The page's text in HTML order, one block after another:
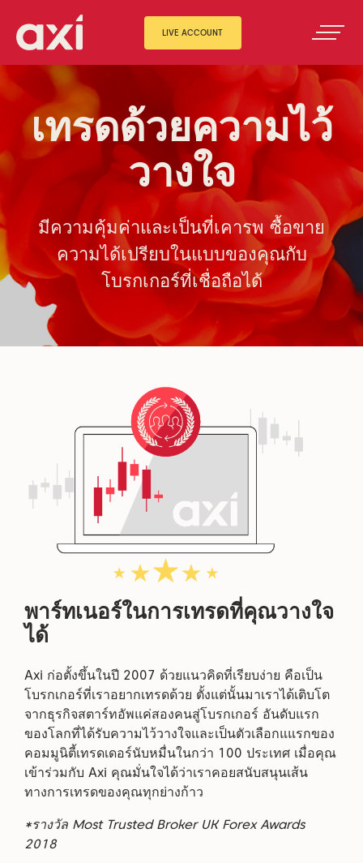
LIVE ACCOUNT
เทรดด้วยความไว้
วางใจ
มีความคุ้มค่าและเป็นที่เคารพ ซื้อขาย
ความได้เปรียบในแบบของคุณกับ
โบรกเกอร์ที่เชื่อถือได้
พาร์ทเนอร์ในการเทรดที่คุณวางใจ
ได้
Axi ก่อตั้งขึ้นในปี 2007 ด้วยแนวคิดที่เรียบง่าย คือเป็น
โบรกเกอร์ที่เราอยากเทรดด้วย ตั้งแต่นั้นมาเราได้เติบโต
จากธุรกิจสตาร์ทอัพแค่สองคนสู่โบรกเกอร์ อันดับแรก
ของโลกที่ได้รับความไว้วางใจและเป็นตัวเลือกแแรกของ
คอมมูนิตี้เทรดเดอร์นับหมื่นในกว่า 100 ประเทศ เมื่อคุณ
เข้าร่วมกับ Axi คุณมั่นใจได้ว่าเราคอยสนับสนุนเส้น
ทางการเทรดของคุณทุกย่างก้าว
*รางวัล Most Trusted Broker UK Forex Awards
2018